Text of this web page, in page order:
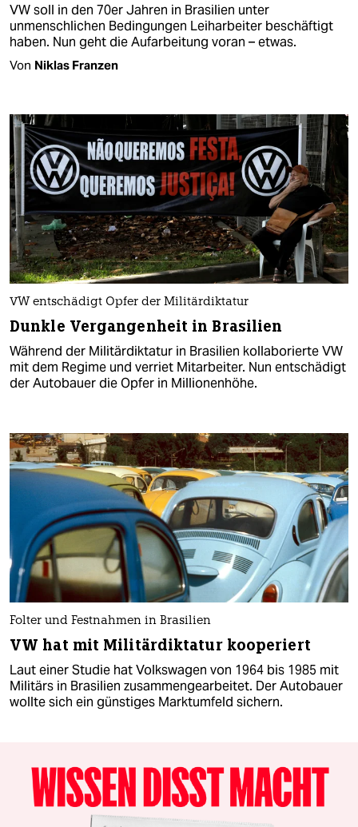
VW soll in den 70er Jahren in Brasilien unter
unmenschlichen Bedingungen Leiharbeiter beschäftigt
haben. Nun geht die Aufarbeitung voran – etwas.
Von Niklas Franzen
VW entschädigt Opfer der Militärdiktatur
Dunkle Vergangenheit in Brasilien
Während der Militärdiktatur in Brasilien kollaborierte VW
mit dem Regime und verriet Mitarbeiter. Nun entschädigt
der Autobauer die Opfer in Millionenhöhe.
Folter und Festnahmen in Brasilien
VW hat mit Militärdiktatur kooperiert
Laut einer Studie hat Volkswagen von 1964 bis 1985 mit
Militärs in Brasilien zusammengearbeitet. Der Autobauer
wollte sich ein günstiges Marktumfeld sichern.